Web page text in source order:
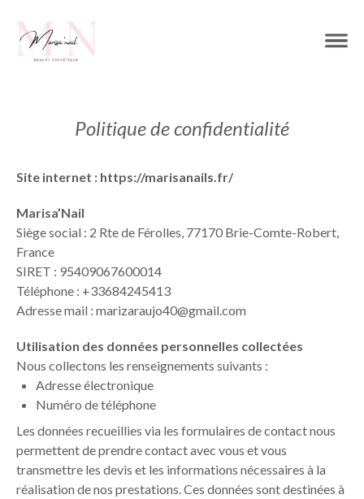
Politique de confidentialité
Site internet : https://marisanails.fr/
Marisa’Nail
Siège social : 2 Rte de Férolles, 77170 Brie-Comte-Robert,
France
SIRET : 95409067600014
Téléphone : +33684245413
Adresse mail : marizaraujo40@gmail.com
Utilisation des données personnelles collectées
Nous collectons les renseignements suivants :
Adresse électronique
Numéro de téléphone
Les données recueillies via les formulaires de contact nous
permettent de prendre contact avec vous et vous
transmettre les devis et les informations nécessaires à la
réalisation de nos prestations. Ces données sont destinées à